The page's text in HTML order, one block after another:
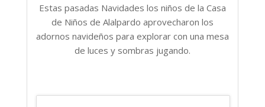
Estas pasadas Navidades los niños de la Casa
de Niños de Alalpardo aprovecharon los
adornos navideños para explorar con una mesa
de luces y sombras jugando.